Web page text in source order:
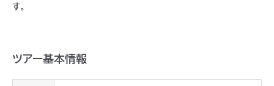
す。
ツアー基本情報